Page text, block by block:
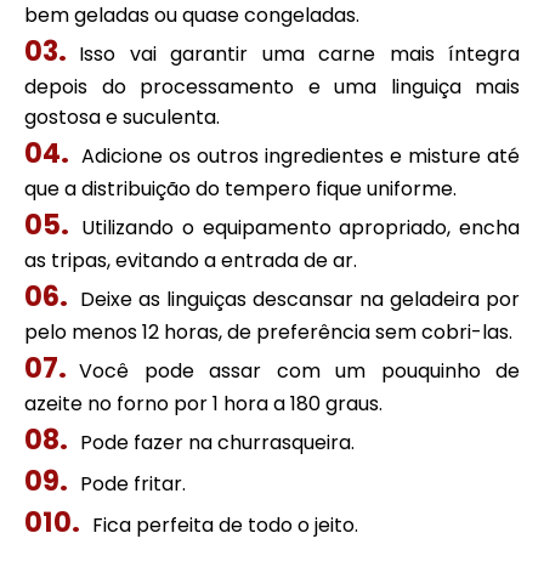
bem geladas ou quase congeladas.
Isso vai garantir uma carne mais íntegra
depois do processamento e uma linguiça mais
gostosa e suculenta.
Adicione os outros ingredientes e misture até
que a distribuição do tempero fique uniforme.
Utilizando o equipamento apropriado, encha
as tripas, evitando a entrada de ar.
Deixe as linguiças descansar na geladeira por
pelo menos 12 horas, de preferência sem cobri-las.
Você pode assar com um pouquinho de
azeite no forno por 1 hora a 180 graus.
Pode fazer na churrasqueira.
Pode fritar.
Fica perfeita de todo o jeito.